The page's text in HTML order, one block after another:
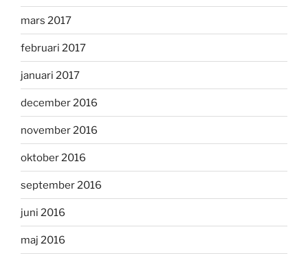
mars 2017
februari 2017
januari 2017
december 2016
november 2016
oktober 2016
september 2016
juni 2016
maj 2016